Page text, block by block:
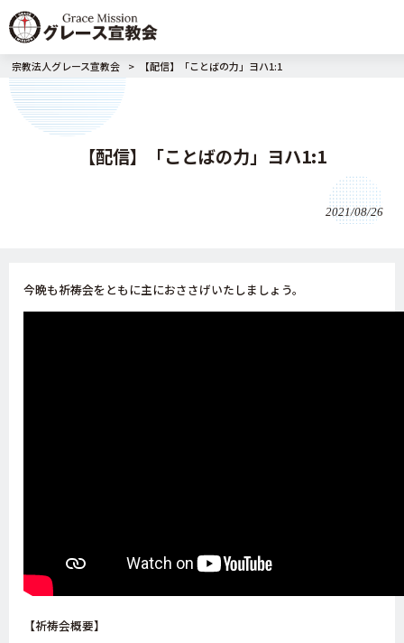
宗教法人グレース宣教会 > 【配信】「ことばの力」ヨハ1:1
【配信】「ことばの力」ヨハ1:1
2021/08/26
今晩も祈祷会をともに主におささげいたしましょう。
【祈祷会概要】